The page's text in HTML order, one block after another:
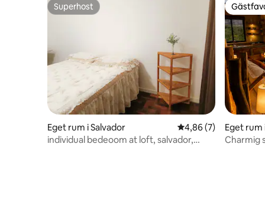
Superhost
Superhost
Eget rum i Salvador 4,86 av 5 i
4,86 (7)
individual bedeoom at loft, salvador,
Eget rum
Charmig